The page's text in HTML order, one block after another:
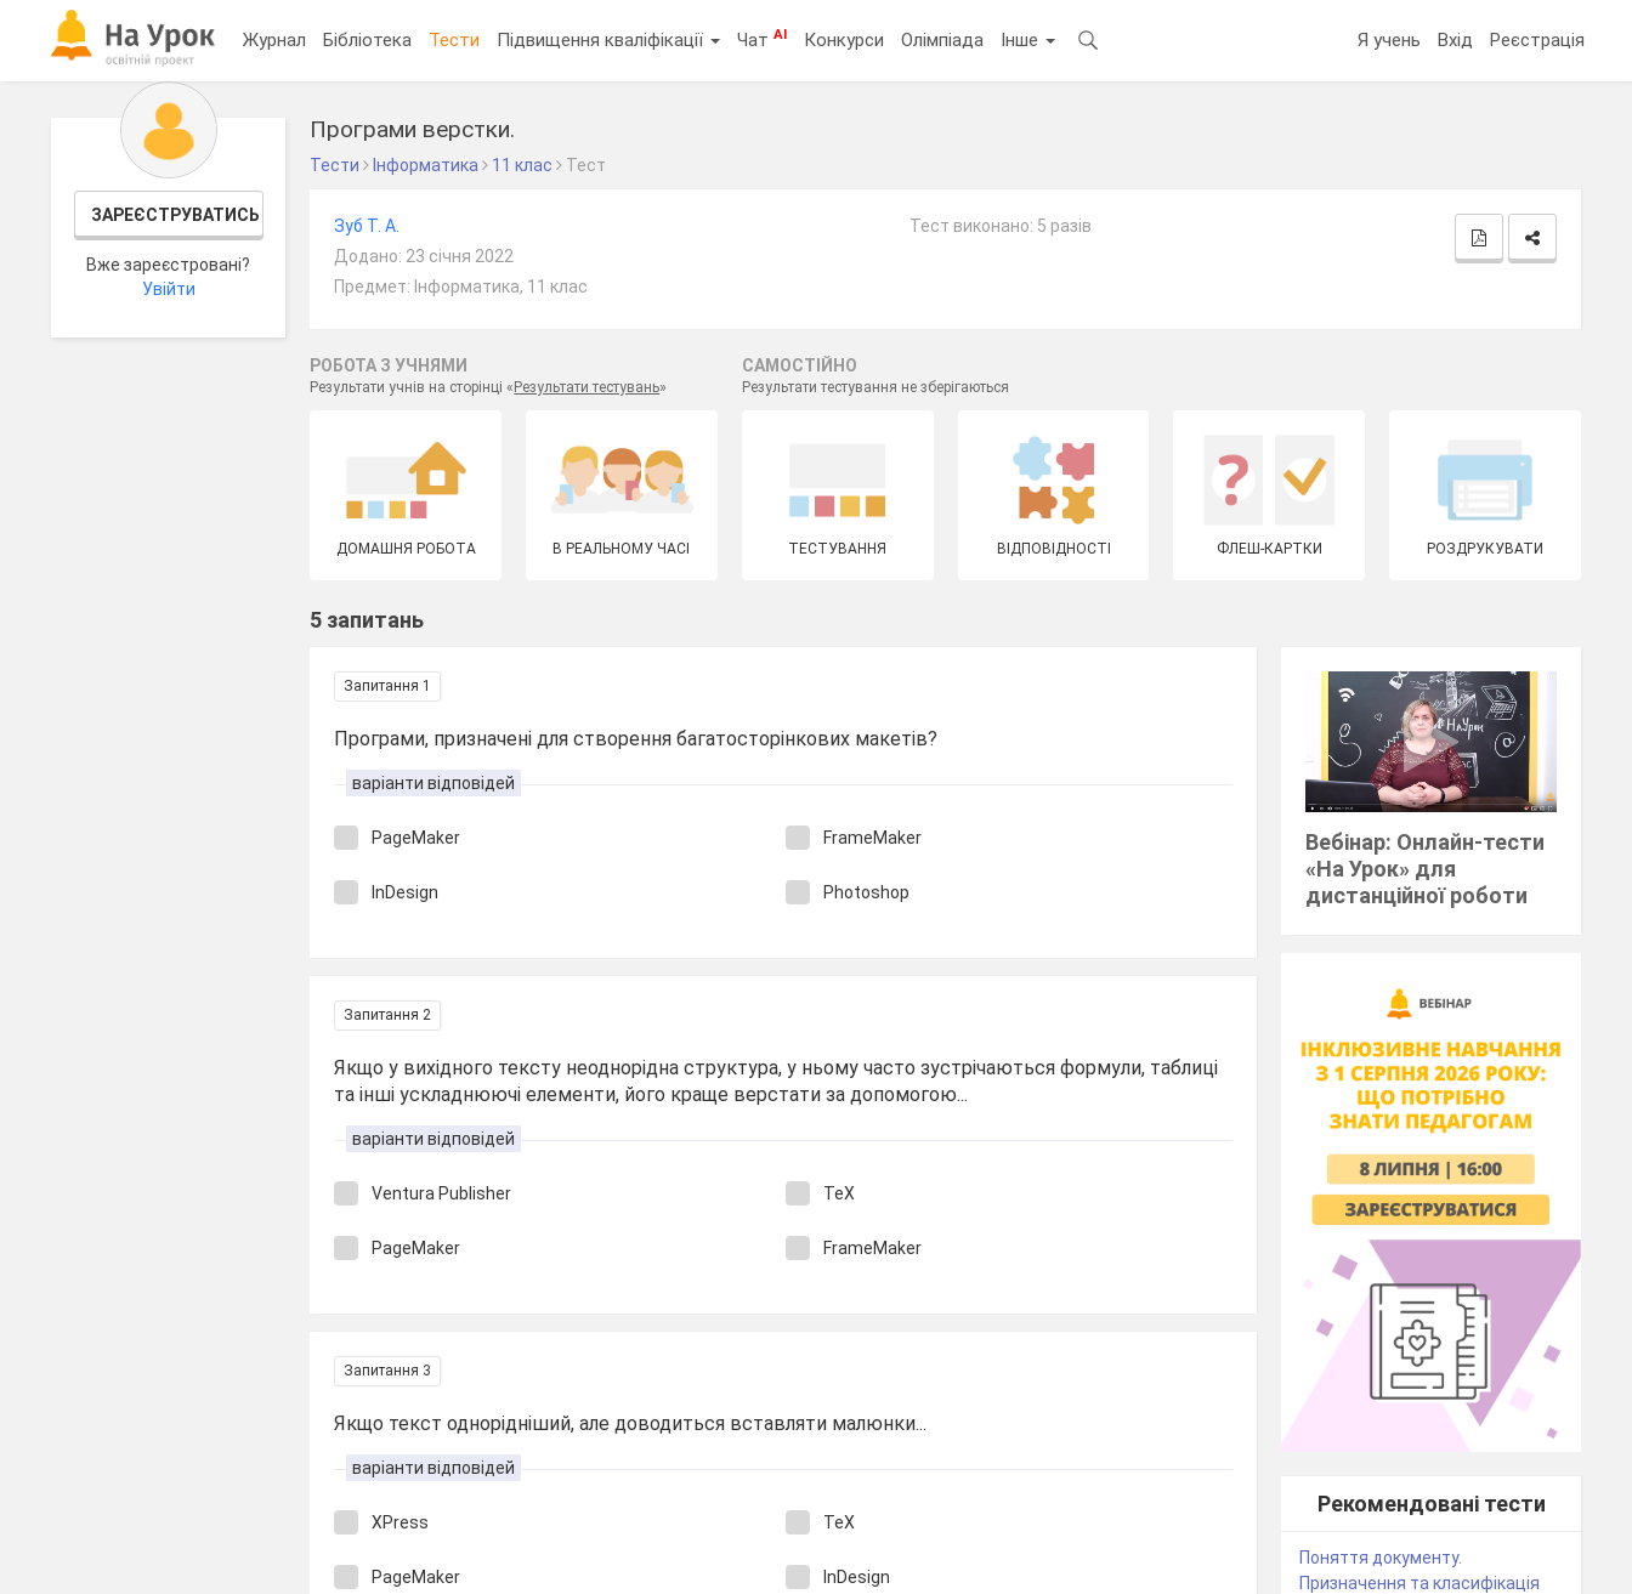
Журнал Бібліотека Тести Підвищення кваліфікації ЧатAI Конкурси Олімпіада Інше Я учень Вхід Реєстрація
ЗАРЕЄСТРУВАТИСЬ
Вже зареєстровані?
Увійти
Програми верстки.
Тести Інформатика 11 клас Тест
Зуб Т. А.
Додано: 23 січня 2022
Предмет: Інформатика, 11 клас
Тест виконано: 5 разів
РОБОТА З УЧНЯМИ
Результати учнів на сторінці « Результати тестувань»
САМОСТІЙНО
Результати тестування не зберігаються
ДОМАШНЯ РОБОТА В РЕАЛЬНОМУ ЧАСІ ТЕСТУВАННЯ ВІДПОВІДНОСТІ ФЛЕШ-КАРТКИ РОЗДРУКУВАТИ
5 запитань
Запитання 1
Програми, призначені для створення багатосторінкових макетів?
варіанти відповідей
PageMaker FrameMaker
InDesign Photoshop
Запитання 2
Якщо у вихідного тексту неоднорідна структура, у ньому часто зустрічаються формули, таблиці
та інші ускладнюючі елементи, його краще верстати за допомогою...
варіанти відповідей
Ventura Publisher TeX
PageMaker FrameMaker
Запитання 3
Якщо текст однорідніший, але доводиться вставляти малюнки...
варіанти відповідей
XPress TeX
PageMaker InDesign
Вебінар: Онлайн-тести
«На Урок» для
дистанційної роботи
Рекомендовані тести
Поняття документу.
Призначення та класифікація